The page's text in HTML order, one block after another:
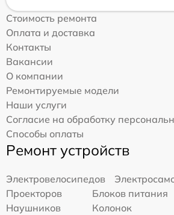
Стоимость ремонта
Оплата и доставка
Контакты
Вакансии
О компании
Ремонтируемые модели
Наши услуги
Согласие на обработку
Способы оплаты
Ремонт устройств
Электровелосипедов
Проекторов
Блоков питания
Наушников
Колонок